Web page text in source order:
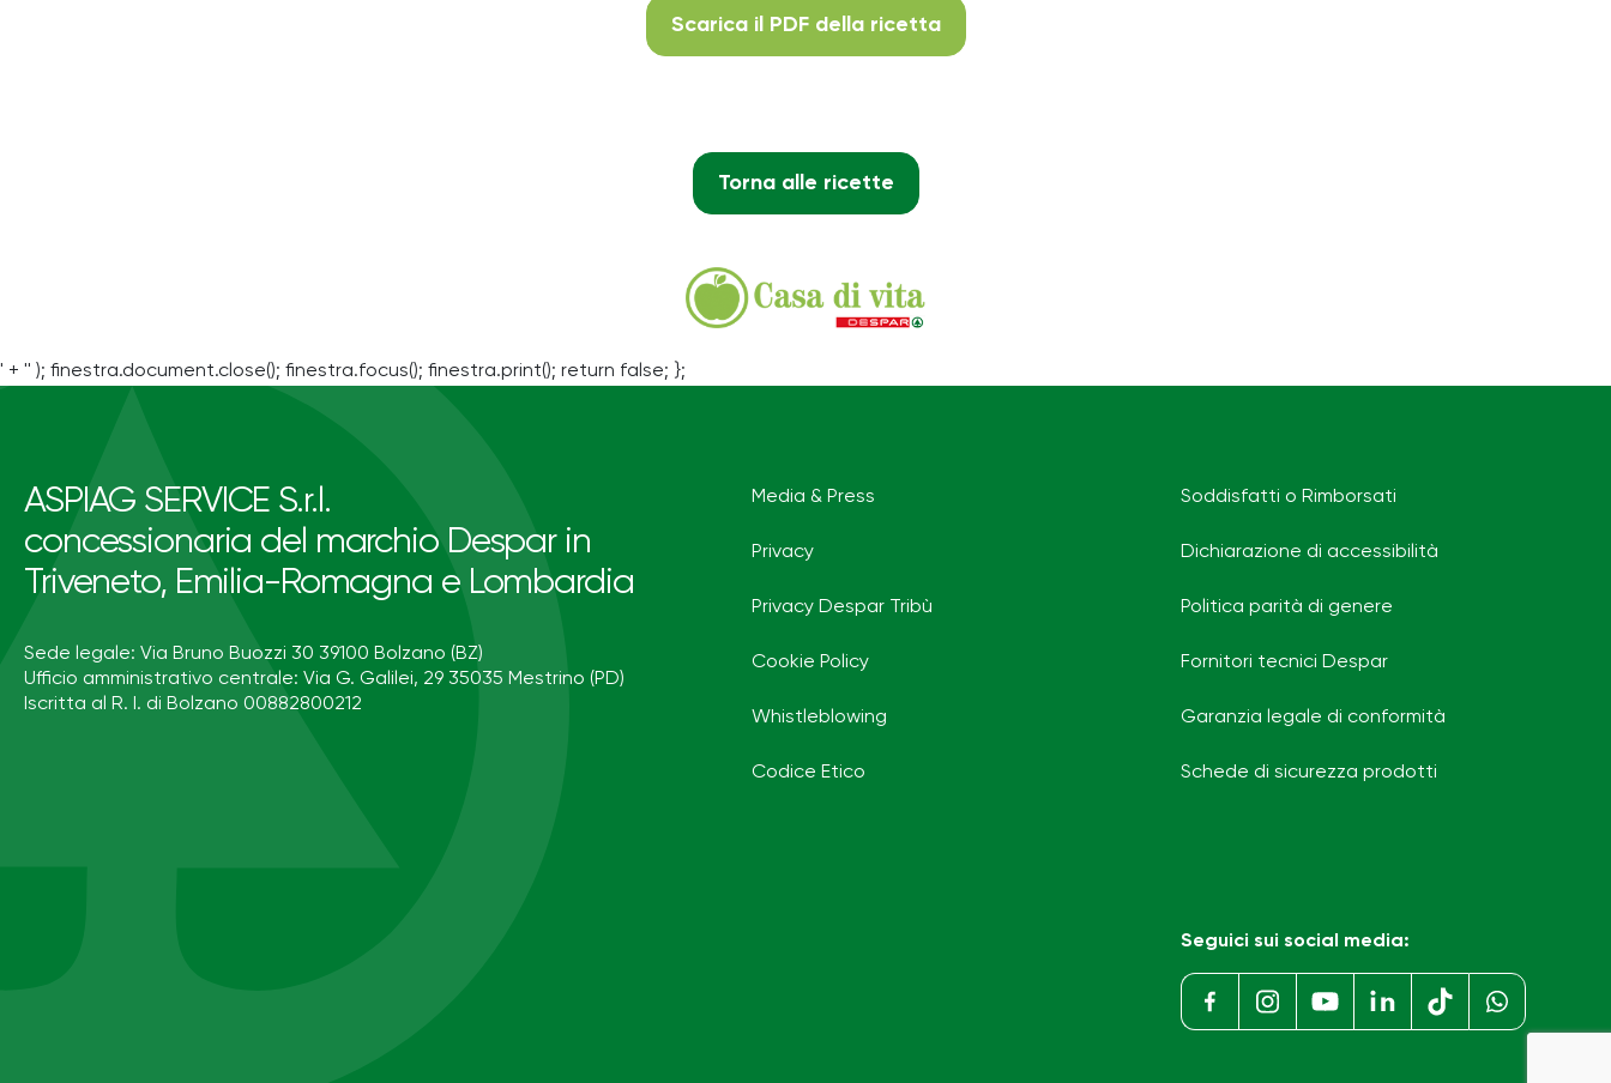
Scarica il PDF della ricetta
Torna alle ricette
' + '' ); finestra.document.close(); finestra.focus(); finestra.print(); return false; };
ASPIAG SERVICE S.r.l.
concessionaria del marchio Despar in
Triveneto, Emilia-Romagna e Lombardia
Sede legale: Via Bruno Buozzi 30 39100 Bolzano (BZ)
Ufficio amministrativo centrale: Via G. Galilei, 29 35035 Mestrino (PD)
Iscritta al R. I. di Bolzano 00882800212
Media & Press
Privacy
Privacy Despar Tribù
Cookie Policy
Whistleblowing
Codice Etico
Soddisfatti o Rimborsati
Dichiarazione di accessibilità
Politica parità di genere
Fornitori tecnici Despar
Garanzia legale di conformità
Schede di sicurezza prodotti
Seguici sui social media: